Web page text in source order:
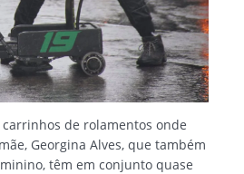
de rolamentos onde
Georgina Alves, que também
têm em conjunto quase